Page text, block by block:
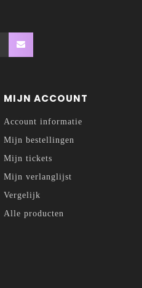
MIJN ACCOUNT
Account informatie
Mijn bestellingen
Mijn tickets
Mijn verlanglijst
Vergelijk
Alle producten